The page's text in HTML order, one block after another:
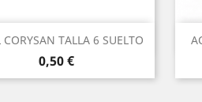
CORYSAN TALLA 6 SUELTO
Precio
0,50 €
Vista rápida